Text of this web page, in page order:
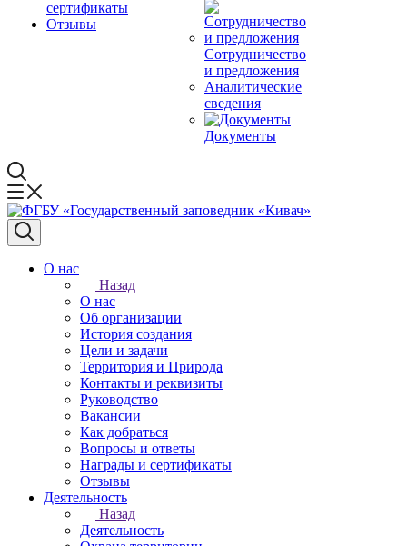
сертификаты
Отзывы
Сотрудничество
и предложения
Аналитические
сведения
Документы
О нас
Назад
О нас
Об организации
История создания
Цели и задачи
Территория и Природа
Контакты и реквизиты
Руководство
Вакансии
Как добраться
Вопросы и ответы
Награды и сертификаты
Отзывы
Деятельность
Назад
Деятельность